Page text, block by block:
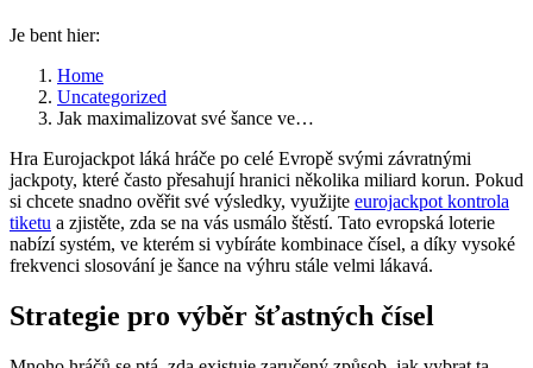
Je bent hier:
Home
Uncategorized
Jak maximalizovat své šance ve…
Hra Eurojackpot láká hráče po celé Evropě svými závratnými
jackpoty, které často přesahují hranici několika miliard korun. Pokud
si chcete snadno ověřit své výsledky, využijte eurojackpot kontrola
tiketu a zjistěte, zda se na vás usmálo štěstí. Tato evropská loterie
nabízí systém, ve kterém si vybíráte kombinace čísel, a díky vysoké
frekvenci slosování je šance na výhru stále velmi lákavá.
Strategie pro výběr šťastných čísel